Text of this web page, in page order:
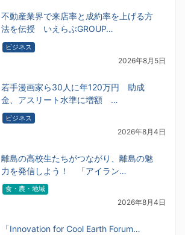
不動産業界で来店率と成約率を上げる方
法を伝授 いえらぶGROUP…
ビジネス
2026年8月5日
若手漫画家ら30人に年120万円 助成
金、アスリート水準に増額 …
ビジネス
2026年8月4日
離島の高校生たちがつながり、離島の魅
力を発信しよう！ 「アイラン…
食・農・地域
2026年8月4日
「Innovation for Cool Earth Forum…